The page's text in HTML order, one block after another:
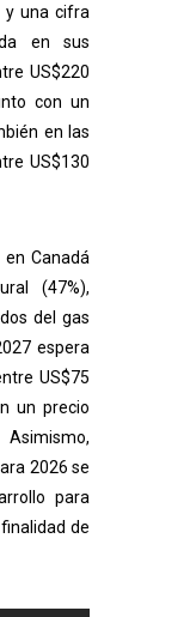
y una cifra
en sus
US$220
con un
en las
US$130
Canadá
(47%),
del gas
espera
US$75
un precio
2026 se
para
de